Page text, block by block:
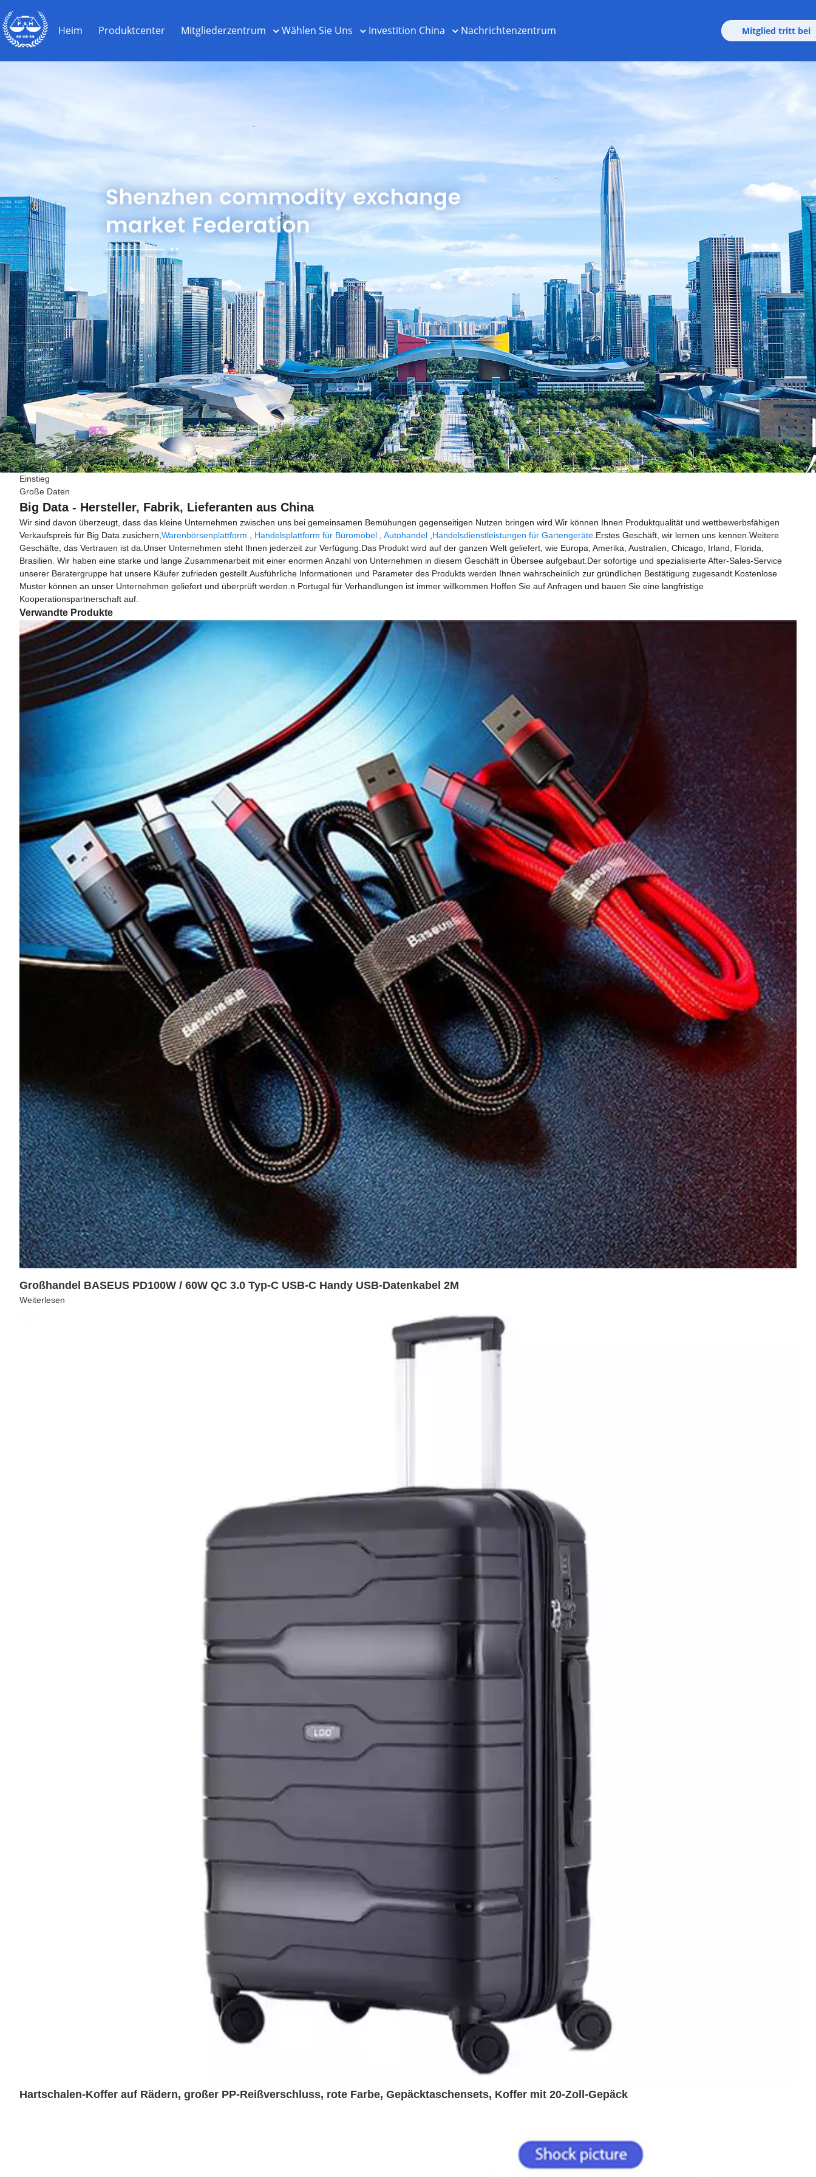
Heim Produktcenter Mitgliederzentrum Wählen Sie Uns Investition China Nachrichtenzentrum Mitglied tritt bei
Einstieg
Große Daten
Big Data - Hersteller, Fabrik, Lieferanten aus China
Wir sind davon überzeugt, dass das kleine Unternehmen zwischen uns bei gemeinsamen Bemühungen gegenseitigen Nutzen bringen wird.Wir können Ihnen Produktqualität und wettbewerbsfähigen
Verkaufspreis für Big Data zusichern, Warenbörsenplattform Handelsplattform für Büromöbel Autohandel Handelsdienstleistungen für Gartengeräte .Erstes Geschäft, wir lernen uns kennen.Weitere
Geschäfte, das Vertrauen ist da.Unser Unternehmen steht Ihnen jederzeit zur Verfügung.Das Produkt wird auf der ganzen Welt geliefert, wie Europa, Amerika, Australien, Chicago, Irland, Florida,
Brasilien. Wir haben eine starke und lange Zusammenarbeit mit einer enormen Anzahl von Unternehmen in diesem Geschäft in Übersee aufgebaut.Der sofortige und spezialisierte After-Sales-Service
unserer Beratergruppe hat unsere Käufer zufrieden gestellt.Ausführliche Informationen und Parameter des Produkts werden Ihnen wahrscheinlich zur gründlichen Bestätigung zugesandt.Kostenlose
Muster können an unser Unternehmen geliefert und überprüft werden.n Portugal für Verhandlungen ist immer willkommen.Hoffen Sie auf Anfragen und bauen Sie eine langfristige
Kooperationspartnerschaft auf.
Verwandte Produkte
Großhandel BASEUS PD100W / 60W QC 3.0 Typ-C USB-C Handy USB-Datenkabel 2M
Weiterlesen
Hartschalen-Koffer auf Rädern, großer PP-Reißverschluss, rote Farbe, Gepäcktaschensets, Koffer mit 20-Zoll-Gepäck